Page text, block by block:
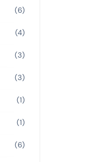
(6)
(4)
(3)
(3)
(1)
(1)
(6)